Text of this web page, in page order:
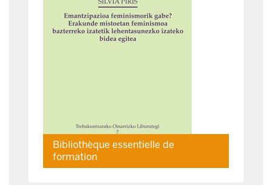
Bibliothèque essentielle de
formation